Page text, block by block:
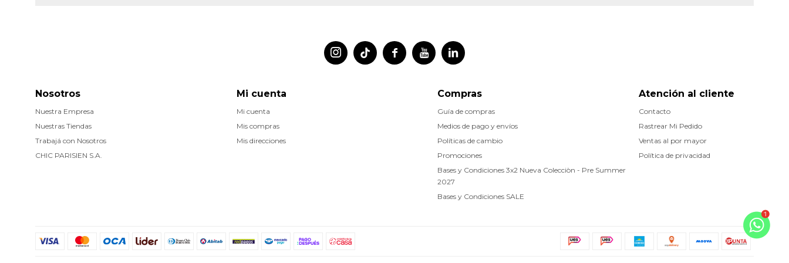
 
 
Atención al cliente
Contacto
Rastrear Mi Pedido
Ventas al por mayor
Política de privacidad
Nosotros
Nuestra Empresa
Nuestras Tiendas
Trabajá con Nosotros
CHIC PARISIEN S.A.
Compras
Guía de compras
Medios de pago y envíos
Políticas de cambio
Promociones
Bases y Condiciones 3x2 Nueva Colecciòn - Pre Summer
2027
Bases y Condiciones SALE
Mi cuenta
Mi cuenta
Mis compras
Mis direcciones